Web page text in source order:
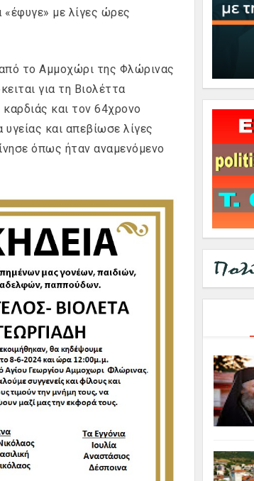
με λίγες ώρες
το Αμμοχώρι της Φλώρινας
για τη Βιολέττα
και τον 64χρονο
και απεβίωσε λίγες
όπως ήταν αναμενόμενο